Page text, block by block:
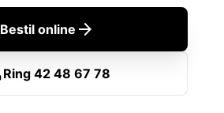
Bestil online arrow_forward
Ring 42 48 67 78